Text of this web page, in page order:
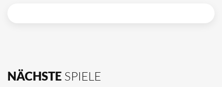
NÄCHSTE SPIELE